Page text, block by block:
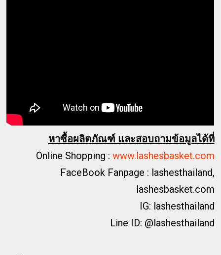
หาซื้อผลิตภัณฑ์ และสอบถามข้อมูลได้ที่
Online Shopping : www.lashesbasket.com
FaceBook Fanpage : lashesthailand,
lashesbasket.com
IG: lashesthailand
Line ID: @lashesthailand